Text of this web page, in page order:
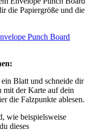
die Papiergröße und die
Punch Board
Blatt und schneide dir
mit der Karte auf dein
die Falzpunkte ablesen.
wie beispielsweise
dieses